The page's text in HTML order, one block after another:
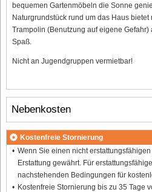
bequemen Gartenmöbeln die Sonne
Naturgrundstück rund um das Haus
Trampolin (Benutzung auf eigene Gefahr)
Spaß.
Nicht an Jugendgruppen vermietbar!
Nebenkosten
Kostenfreie Stornierung
Wenn Sie einen nicht
Erstattung gewährt. Für
nachstehenden Bedingungen für
Kostenfreie Stornierung bis zu 35 Tage